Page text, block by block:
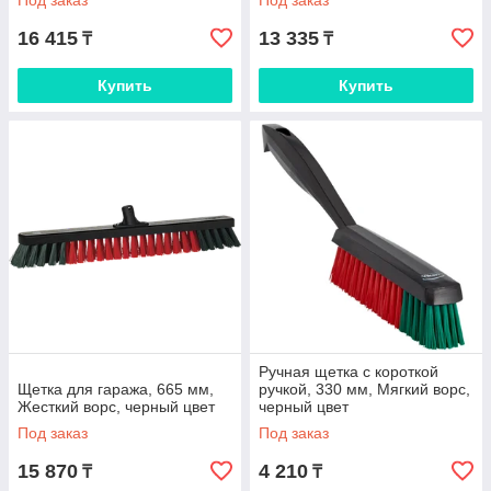
16 415 ₸
Купить
13 335 ₸
Купить
Щетка для гаража, 665 мм,
Жесткий ворс, черный цвет
Под заказ
15 870 ₸
Ручная щетка с короткой
ручкой, 330 мм, Мягкий ворс,
черный цвет
Под заказ
4 210 ₸